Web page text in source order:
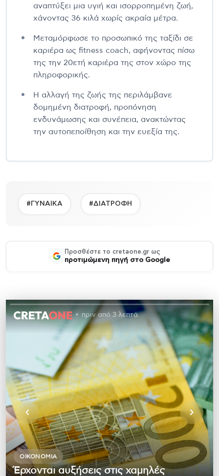
αναπτύξει μια υγιή και ισορροπημένη ζωή,
χάνοντας 36 κιλά χωρίς ακραία μέτρα.
Μεταμόρφωσε το προσωπικό της ταξίδι σε
καριέρα ως fitness coach, αφήνοντας πίσω
της την 20ετή καριέρα της στον χώρο της
πληροφορικής.
Η αλλαγή της ζωής της περιλάμβανε
δομημένη διατροφή, προπόνηση
ενδυνάμωσης και συνέπεια, ανακτώντας
την αυτοπεποίθηση και την ευεξία της.
#ΓΥΝΑΙΚΑ #ΔΙΑΤΡΟΦΗ
Προσθέστε το cretaone.gr ως
προτιμώμενη πηγή στο Google
πριν από 3 λεπτά
ΟΙΚΟΝΟΜΊΑ
Έρχονται αυξήσεις στις χαμηλές